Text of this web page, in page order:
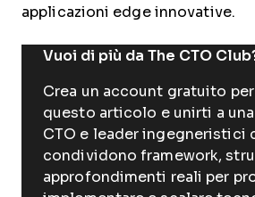
applicazioni edge innovative.
Vuoi di più da The CTO
Crea un account gratuito
questo articolo e unirti a
CTO e leader ingegneristici
condividono framework,
approfondimenti reali per